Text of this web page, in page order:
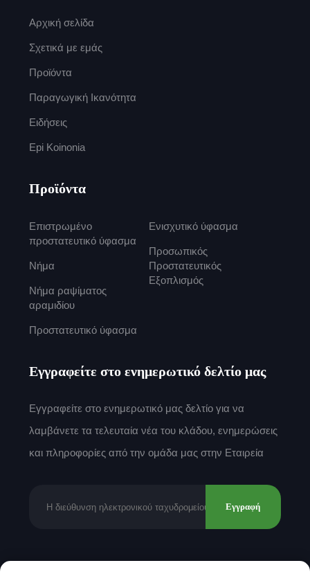
Αρχική σελίδα
Σχετικά με εμάς
Προϊόντα
Παραγωγική Ικανότητα
Ειδήσεις
Epi Koinonia
Προϊόντα
Επιστρωμένο
προστατευτικό ύφασμα
Νήμα
Νήμα ραψίματος
αραμιδίου
Προστατευτικό ύφασμα
Ενισχυτικό ύφασμα
Προσωπικός
Προστατευτικός
Εξοπλισμός
Εγγραφείτε στο ενημερωτικό δελτίο μας
Εγγραφείτε στο ενημερωτικό μας δελτίο για να
λαμβάνετε τα τελευταία νέα του κλάδου, ενημερώσεις
και πληροφορίες από την ομάδα μας στην Εταιρεία
Εγγραφή